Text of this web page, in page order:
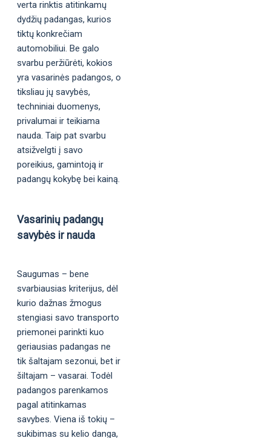
verta rinktis atitinkamų
dydžių padangas, kurios
tiktų konkrečiam
automobiliui. Be galo
svarbu peržiūrėti, kokios
yra vasarinės padangos, o
tiksliau jų savybės,
techniniai duomenys,
privalumai ir teikiama
nauda. Taip pat svarbu
atsižvelgti į savo
poreikius, gamintoją ir
padangų kokybę bei kainą.
Vasarinių padangų
savybės ir nauda
Saugumas – bene
svarbiausias kriterijus, dėl
kurio dažnas žmogus
stengiasi savo transporto
priemonei parinkti kuo
geriausias padangas ne
tik šaltajam sezonui, bet ir
šiltajam – vasarai. Todėl
padangos parenkamos
pagal atitinkamas
savybes. Viena iš tokių –
sukibimas su kelio danga,